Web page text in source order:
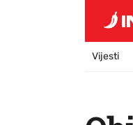
Vijesti